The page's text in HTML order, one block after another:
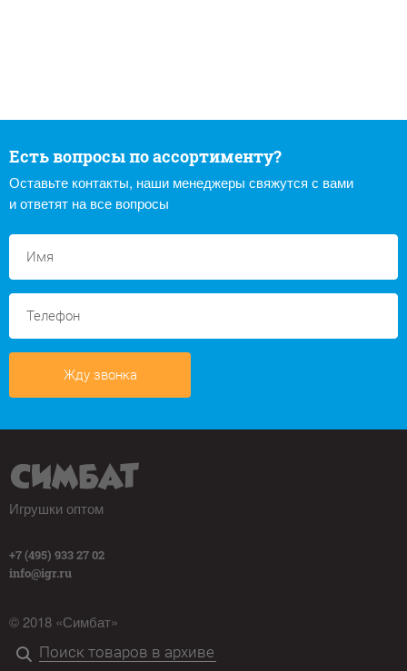
Есть вопросы по ассортименту?
Оставьте контакты, наши менеджеры свяжутся с вами
и ответят на все вопросы
Жду звонка
Игрушки оптом
+7 (495) 933 27 02
info@igr.ru
© 2018 «Симбат»